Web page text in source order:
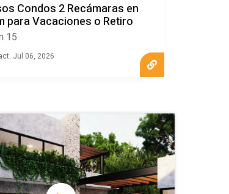
Condos 2 Recámaras en
para Vacaciones o Retiro
15
Jul 06, 2026